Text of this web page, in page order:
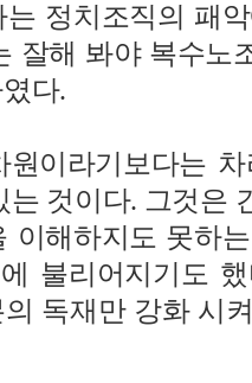
정치조직의 패
잘해 봐야 복수노
다.
원이라기보다는
는 것이다. 그것은
이해하지도 못하
불리어지기도
독재만 강화 시